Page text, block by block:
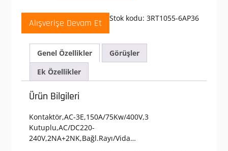
6AP36
Kontaktör
adet
Alışverişe Devam Et Stok kodu: 3RT1055-6AP36
Genel Özellikler
Görüşler
Ek Özellikler
Ürün Bilgileri
Kontaktör,AC-3E,150A/75Kw/400V,3
Kutuplu,AC/DC220-
240V,2NA+2NK,Bağl.Rayı/Vida…